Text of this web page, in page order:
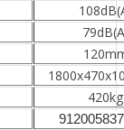
420kg